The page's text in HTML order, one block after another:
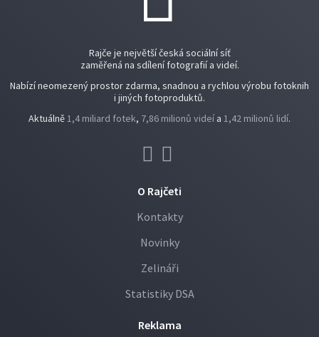
Rajče je největší česká sociální síť
zaměřená na sdílení fotografií a videí.
Nabízí neomezený prostor zdarma, snadnou a rychlou výrobu fotoknih
i jiných fotoproduktů.
Aktuálně1,4 miliard fotek, 7,86 milionů videí a 1,42 milionů lidí.
O Rajčeti
Kontakty
Novinky
Zelináři
Statistiky DSA
Reklama